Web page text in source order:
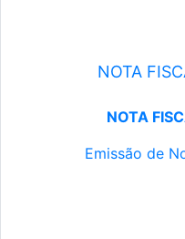
NOTA
NOTA
Emissão de